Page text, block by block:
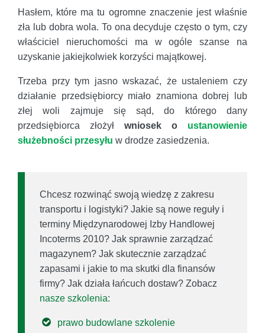
Hasłem, które ma tu ogromne znaczenie jest właśnie
zła lub dobra wola. To ona decyduje często o tym, czy
właściciel nieruchomości ma w ogóle szanse na
uzyskanie jakiejkolwiek korzyści majątkowej.
Trzeba przy tym jasno wskazać, że ustaleniem czy
działanie przedsiębiorcy miało znamiona dobrej lub
złej woli zajmuje się sąd, do którego dany
przedsiębiorca złożył wniosek o ustanowienie
służebności przesyłu w drodze zasiedzenia.
Chcesz rozwinąć swoją wiedzę z zakresu
transportu i logistyki? Jakie są nowe reguły i
terminy Międzynarodowej Izby Handlowej
Incoterms 2010? Jak sprawnie zarządzać
magazynem? Jak skutecznie zarządzać
zapasami i jakie to ma skutki dla finansów
firmy? Jak działa łańcuch dostaw? Zobacz
nasze szkolenia:
prawo budowlane szkolenie